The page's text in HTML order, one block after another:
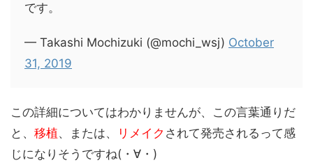
です。
— Takashi Mochizuki (@mochi_wsj) October
31, 2019
この詳細についてはわかりませんが、この言葉通りだ
と、 移植、または、 リメイク されて発売されるって感
じになりそうですね(・∀・)